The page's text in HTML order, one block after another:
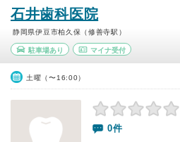
石井歯科医院
静岡県伊豆市柏久保（修善寺駅）
駐車場あり マイナ受付
土曜（〜16:00）
0件